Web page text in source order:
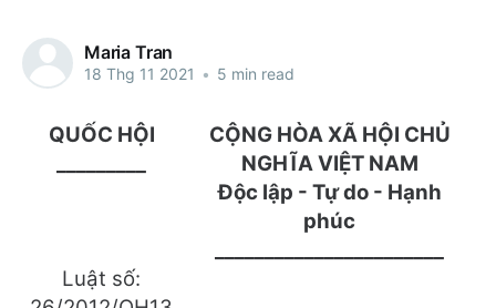
Maria Tran
18 Thg 11 2021 • 5 min read
QUỐC HỘI
CỘNG HÒA XÃ HỘI CHỦ
NGHĨA VIỆT NAM
Độc lập - Tự do - Hạnh
phúc
Luật số: